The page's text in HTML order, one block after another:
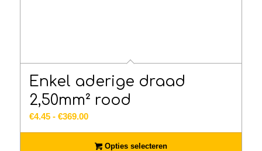
Enkel aderige draad
2,50mm² rood
€4.45 - €369.00Prijsklasse:
tot Opties selecteren